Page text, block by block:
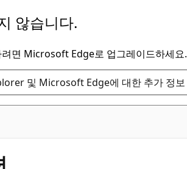
않습니다.
면 Microsoft Edge로 업그레이드하세요.
및 Microsoft Edge에 대한 추가 정보